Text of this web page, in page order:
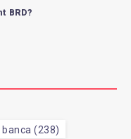
BRD?
(238)